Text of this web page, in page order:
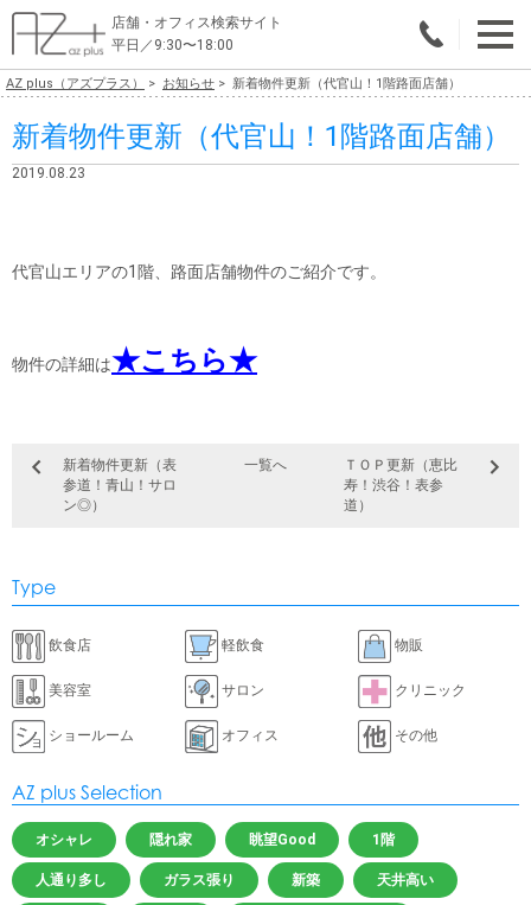
店舗・オフィス検索サイト
平日／9:30〜18:00
物件総合検索
エリアで探す
こだわりで探す
テナントビルオーナー様へ
店舗・オフィスの内装会社を探す
AZ plus（アズプラス） お知らせ 新着物件更新（代官山！1階路面店舗）
新着物件更新（代官山！1階路面店舗）
2019.08.23
代官山エリアの1階、路面店舗物件のご紹介です。
物件の詳細は★こちら★
新着物件更新（表
参道！青山！サロ
ン◎）
一覧へ
ＴＯＰ更新（恵比
寿！渋谷！表参
道）
Type
飲食店 軽飲食 物販
美容室 サロン クリニック
ショールーム オフィス その他
AZ plus Selection
オシャレ 隠れ家 眺望Good 1階
人通り多し ガラス張り 新築 天井高い